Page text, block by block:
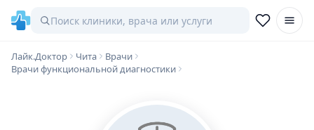
Лайк.Доктор Чита
Врачи
Врачи функциональной диагностики